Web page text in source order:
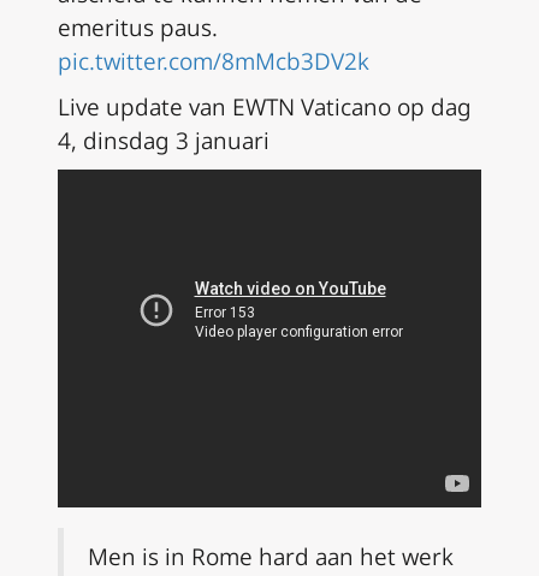
emeritus paus.
pic.twitter.com/8mMcb3DV2k
Live update van EWTN Vaticano op dag
4, dinsdag 3 januari
Men is in Rome hard aan het werk